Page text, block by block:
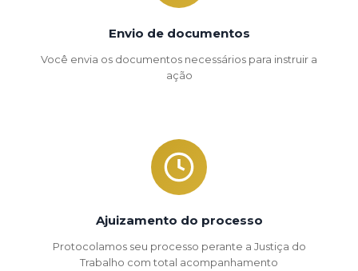
Envio de documentos
Você envia os documentos necessários para instruir a
ação
Ajuizamento do processo
Protocolamos seu processo perante a Justiça do
Trabalho com total acompanhamento